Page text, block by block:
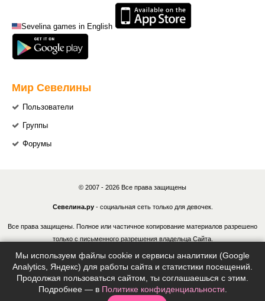
Sevelina games in English
Мир Севелины
Пользователи
Группы
Форумы
© 2007 - 2026 Все права защищены
Севелина.ру- социальная сеть только для девочек.
Все права защищены. Полное или частичное копирование материалов разрешено
только с письменного разрешения владельца Сайта.
В случае обнаружения нарушений, виновные лица могут быть привлечены к
ответственности в соответствии с действующим законодательством Российской
Федерации.
Мы используем файлы cookie и сервисы аналитики (Google
Analytics, Яндекс) для работы сайта и статистики посещений.
Продолжая пользоваться сайтом, ты соглашаешься с этим.
Подробнее — в Политике конфиденциальности